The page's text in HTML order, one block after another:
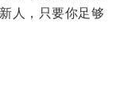
人，只要你足够